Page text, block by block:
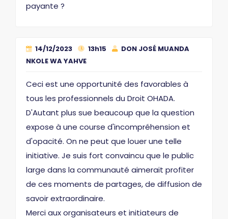
payante ?
14/12/2023 13h15
DON JOSÉ MUANDA
NKOLE WA YAHVE
Ceci est une opportunité des favorables à
tous les professionnels du Droit OHADA.
D'Autant plus sue beaucoup que la question
expose à une course d'incompréhension et
d'opacité. On ne peut que louer une telle
initiative. Je suis fort convaincu que le public
large dans la communauté aimerait profiter
de ces moments de partages, de diffusion de
savoir extraordinaire.
Merci aux organisateurs et initiateurs de